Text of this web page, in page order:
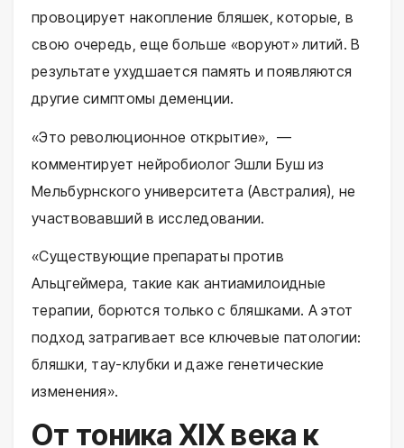
провоцирует накопление бляшек, которые, в
свою очередь, еще больше «воруют» литий. В
результате ухудшается память и появляются
другие симптомы деменции.
«Это революционное открытие», —
комментирует нейробиолог Эшли Буш из
Мельбурнского университета (Австралия), не
участвовавший в исследовании.
«Существующие препараты против
Альцгеймера, такие как антиамилоидные
терапии, борются только с бляшками. А этот
подход затрагивает все ключевые патологии:
бляшки, тау-клубки и даже генетические
изменения».
От тоника XIX века к